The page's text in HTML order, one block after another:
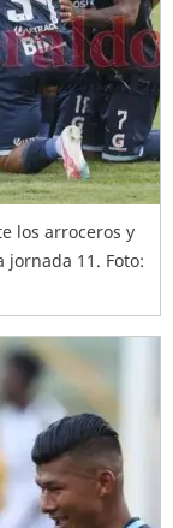
los arroceros y
11. Foto: